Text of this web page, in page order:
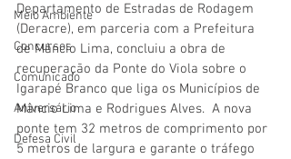
Meio Ambiente
Concursos
Comunicado
Aniversário
Defesa Civil
Departamento de Estradas de Rodagem
(Deracre), em parceria com a Prefeitura
de Mâncio Lima, concluiu a obra de
recuperação da Ponte do Viola sobre o
Igarapé Branco que liga os Municípios de
Mâncio Lima e Rodrigues Alves.  A nova
ponte tem 32 metros de comprimento por
5 metros de largura e garante o tráfego